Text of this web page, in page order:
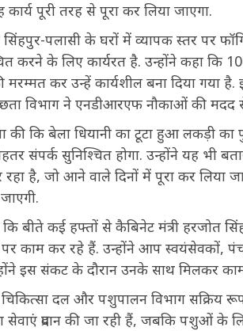
पूरी तरह से पूरा कर लिया जाएगा.
सिंहपुर-पलासी के घरों में व्यापक स्तर पर
करने के लिए कार्यरत है. उन्होंने कहा
मरम्मत कर उन्हें कार्यशील बना दिया गया
विभाग ने एनडीआरएफ नौकाओं की मदद
की कि बेला धियानी का टूटा हुआ लकड़ी
संपर्क सुनिश्चित होगा. उन्होंने यह भी
है, जो आने वाले दिनों में पूरा कर लिया
बीते कई हफ्तों से कैबिनेट मंत्री हरजोत
काम कर रहे हैं. उन्होंने आप स्वयंसेवकों,
इस संकट के दौरान उनके साथ मिलकर
दल और पशुपालन विभाग सक्रिय रूप
सेवाएं प्रदान की जा रही हैं, जबकि पशुओं